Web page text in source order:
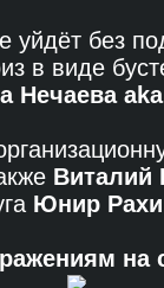
уйдёт без
в виде
Нечаева
Виталий
Юнир
на